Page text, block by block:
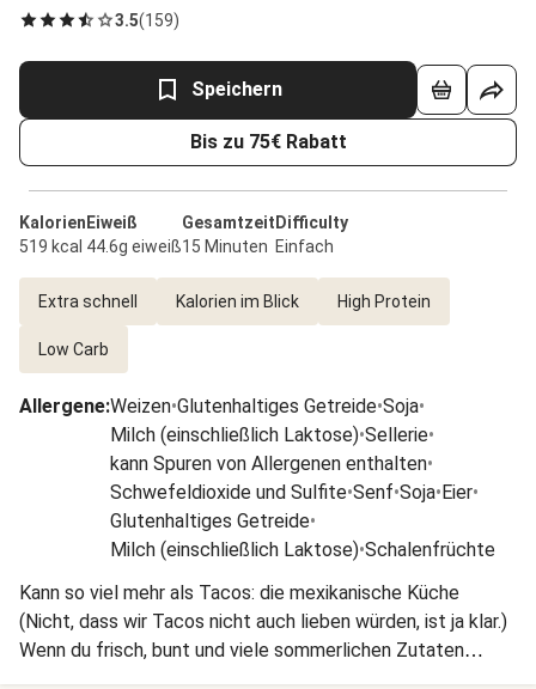
3.5(159)
Speichern
Bis zu 75€ Rabatt
Kalorien
519 kcal
Eiweiß
44.6g eiweiß
Gesamtzeit
15 Minuten
Difficulty
Einfach
Extra schnell Kalorien im Blick High Protein
Low Carb
Allergene:Weizen•Glutenhaltiges Getreide•Soja•
Milch (einschließlich Laktose)•Sellerie•
kann Spuren von Allergenen enthalten•
Schwefeldioxide und Sulfite•Senf•Soja•Eier•
Glutenhaltiges Getreide•
Milch (einschließlich Laktose)•Schalenfrüchte
Kann so viel mehr als Tacos: die mexikanische Küche
(Nicht, dass wir Tacos nicht auch lieben würden, ist ja klar.)
Wenn du frisch, bunt und viele sommerlichen Zutaten
essen möchtest, bist du hier auf jeden Fall richtig.